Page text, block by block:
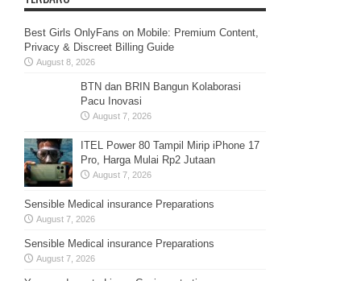
Best Girls OnlyFans on Mobile: Premium Content,
Privacy & Discreet Billing Guide
August 8, 2026
BTN dan BRIN Bangun Kolaborasi
Pacu Inovasi
August 7, 2026
ITEL Power 80 Tampil Mirip iPhone 17
Pro, Harga Mulai Rp2 Jutaan
August 7, 2026
Sensible Medical insurance Preparations
August 7, 2026
Sensible Medical insurance Preparations
August 7, 2026